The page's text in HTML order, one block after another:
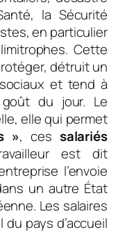
la Sécurité
en particulier
Cette
détruit un
et tend à
goût du jour. Le
elle qui permet
», ces salariés
est dit
l’envoie
un autre État
Les salaires
pays d’accueil